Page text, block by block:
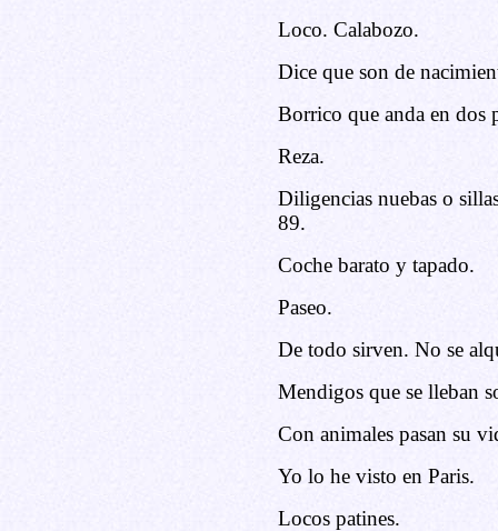
Loco. Calabozo.
Dice que son de
Borrico que anda en dos
Reza.
Diligencias nuebas o
89.
Coche barato y tapado.
Paseo.
De todo sirven. No se
Mendigos que se lleban
Con animales pasan su
Yo lo he visto en Paris.
Locos patines.